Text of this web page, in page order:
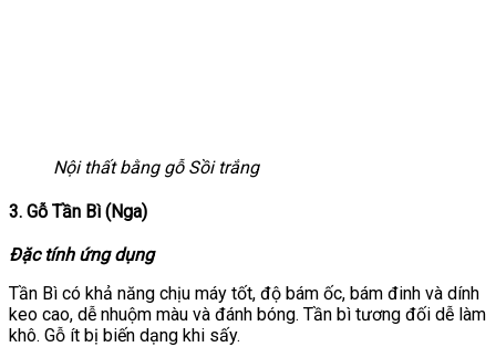
Nội thất bằng gỗ Sồi trắng
3. Gỗ Tần Bì (Nga)
Đặc tính ứng dụng
Tần Bì có khả năng chịu máy tốt, độ bám ốc, bám đinh và dính
keo cao, dễ nhuộm màu và đánh bóng. Tần bì tương đối dễ làm
khô. Gỗ ít bị biến dạng khi sấy.